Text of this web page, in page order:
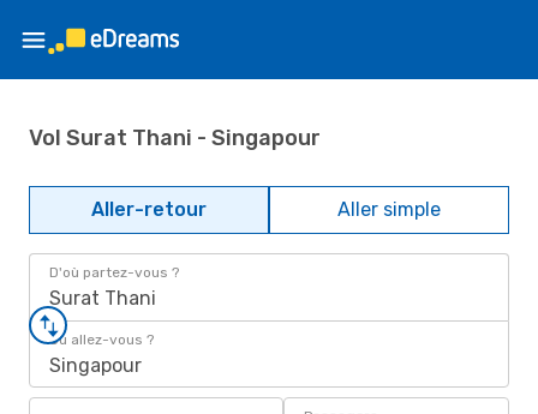
Vol Surat Thani - Singapour
Aller-retour Aller simple
D'où partez-vous ?
Surat Thani
Où allez-vous ?
Singapour